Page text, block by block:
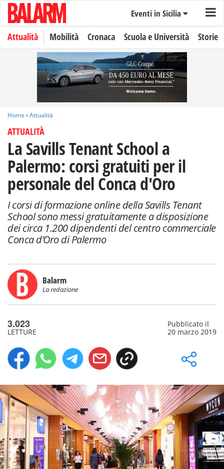
Eventi in Sicilia
Attualità Mobilità Cronaca Scuola e Università Storie
Home › Attualità
ATTUALITÀ
La Savills Tenant School a
Palermo: corsi gratuiti per il
personale del Conca d'Oro
I corsi di formazione online della Savills Tenant
School sono messi gratuitamente a disposizione
dei circa 1.200 dipendenti del centro commerciale
Conca d’Oro di Palermo
Balarm
La redazione
3.023
LETTURE
Pubblicato il
20 marzo 2019